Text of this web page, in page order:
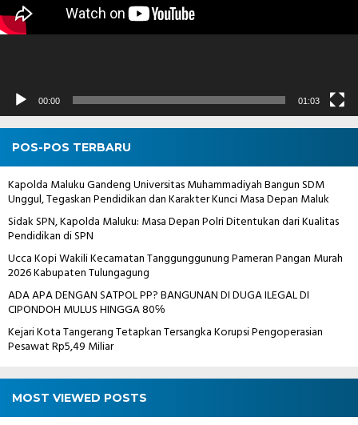
00:00 01:03
POS-POS TERBARU
Kapolda Maluku Gandeng Universitas Muhammadiyah Bangun SDM
Unggul, Tegaskan Pendidikan dan Karakter Kunci Masa Depan Maluk
Sidak SPN, Kapolda Maluku: Masa Depan Polri Ditentukan dari Kualitas
Pendidikan di SPN
Ucca Kopi Wakili Kecamatan Tanggunggunung Pameran Pangan Murah
2026 Kabupaten Tulungagung
ADA APA DENGAN SATPOL PP? BANGUNAN DI DUGA ILEGAL DI
CIPONDOH MULUS HINGGA 80℅
Kejari Kota Tangerang Tetapkan Tersangka Korupsi Pengoperasian
Pesawat Rp5,49 Miliar
MOST VIEWED POSTS